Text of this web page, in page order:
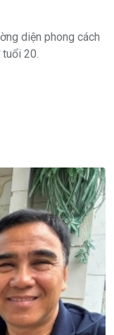
diện phong cách
20.